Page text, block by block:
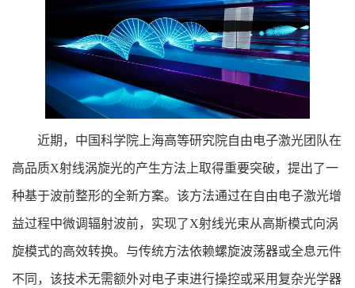
近期，中国科学院上海高等研究院自由电子激光团队在
高品质X射线涡旋光的产生方法上取得重要突破，提出了一
种基于波前整形的全新方案。该方法通过在自由电子激光增
益过程中微调辐射波前，实现了X射线光束从高斯模式向涡
旋模式的高效转换。与传统方法依赖螺旋波荡器或全息元件
不同，该技术无需额外对电子束进行操控或采用复杂光学器